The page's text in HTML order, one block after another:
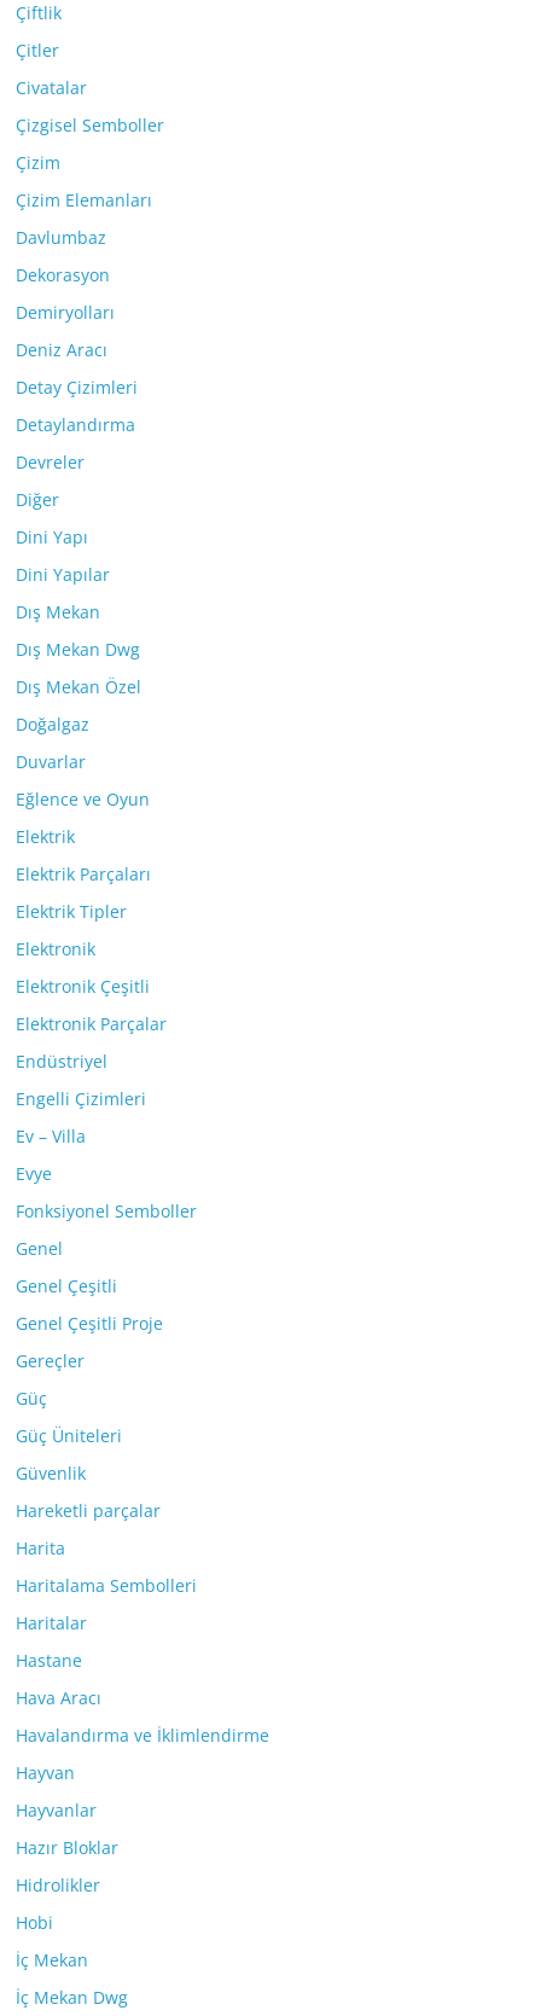
Çiftlik
Çitler
Civatalar
Çizgisel Semboller
Çizim
Çizim Elemanları
Davlumbaz
Dekorasyon
Demiryolları
Deniz Aracı
Detay Çizimleri
Detaylandırma
Devreler
Diğer
Dini Yapı
Dini Yapılar
Dış Mekan
Dış Mekan Dwg
Dış Mekan Özel
Doğalgaz
Duvarlar
Eğlence ve Oyun
Elektrik
Elektrik Parçaları
Elektrik Tipler
Elektronik
Elektronik Çeşitli
Elektronik Parçalar
Endüstriyel
Engelli Çizimleri
Ev – Villa
Evye
Fonksiyonel Semboller
Genel
Genel Çeşitli
Genel Çeşitli Proje
Gereçler
Güç
Güç Üniteleri
Güvenlik
Hareketli parçalar
Harita
Haritalama Sembolleri
Haritalar
Hastane
Hava Aracı
Havalandırma ve İklimlendirme
Hayvan
Hayvanlar
Hazır Bloklar
Hidrolikler
Hobi
İç Mekan
İç Mekan Dwg